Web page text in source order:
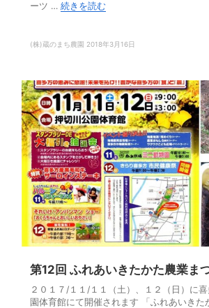
ーツ … 続きを読む
(株)蔵のまち農園 2018年3月16日
第12回 ふれあいきたかた農業ま
２０１７/１１/１１（土）、１２（日）に
園体育館にて開催されます 「ふれあいきた